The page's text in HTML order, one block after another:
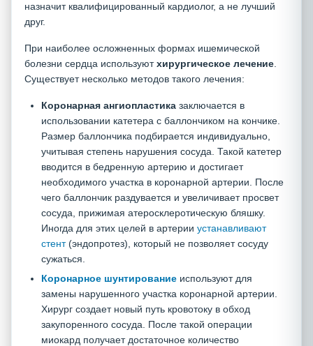
назначит квалифицированный кардиолог, а не лучший
друг.
При наиболее осложненных формах ишемической
болезни сердца используютхирургическое лечение
Существует несколько методов такого лечения:
Коронарная ангиопластика заключается в
использовании катетера с баллончиком на кончике.
Размер баллончика подбирается индивидуально,
учитывая степень нарушения сосуда. Такой катетер
вводится в бедренную артерию и достигает
необходимого участка в коронарной артерии. После
чего баллончик раздувается и увеличивает просвет
сосуда, прижимая атеросклеротическую бляшку.
Иногда для этих целей в артерии устанавливают
стент(эндопротез), который не позволяет сосуду
сужаться.
Коронарное шунтирование используют для
замены нарушенного участка коронарной артерии.
Хирург создает новый путь кровотоку в обход
закупоренного сосуда. После такой операции
миокард получает достаточное количество